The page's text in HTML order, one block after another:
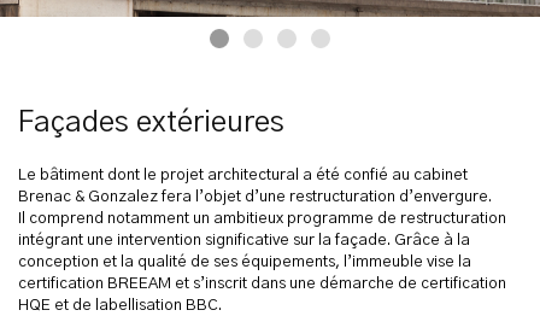
Façades extérieures
Le bâtiment dont le projet architectural a été confié au cabinet
Brenac & Gonzalez fera l’objet d’une restructuration d’envergure.
Il comprend notamment un ambitieux programme de restructuration
intégrant une intervention significative sur la façade. Grâce à la
conception et la qualité de ses équipements, l’immeuble vise la
certification BREEAM et s’inscrit dans une démarche de certification
HQE et de labellisation BBC.